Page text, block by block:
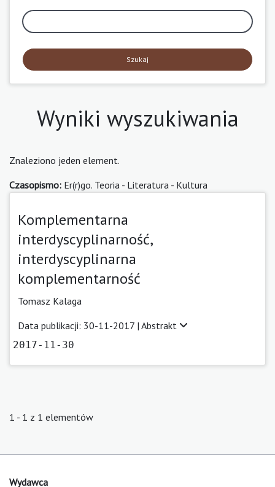
Szukaj
Wyniki wyszukiwania
Znaleziono jeden element.
Czasopismo: Er(r)go. Teoria - Literatura - Kultura
Komplementarna
interdyscyplinarność,
interdyscyplinarna
komplementarność
Tomasz Kalaga
Data publikacji: 30-11-2017 | Abstrakt
2017-11-30
1 - 1 z 1 elementów
Wydawca